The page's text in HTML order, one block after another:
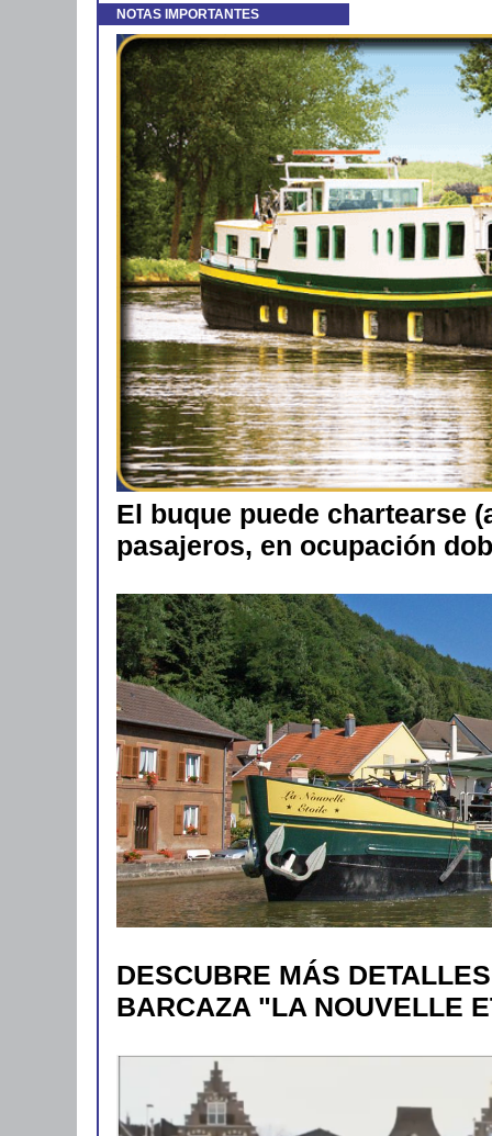
NOTAS IMPORTANTES
El buque puede chartearse
pasajeros, en ocupación
DESCUBRE MÁS
BARCAZA "LA NOUVELLE